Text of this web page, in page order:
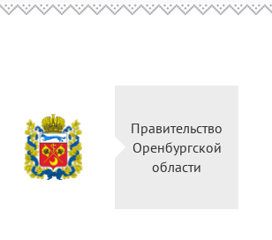
Правительство
Оренбургской
области